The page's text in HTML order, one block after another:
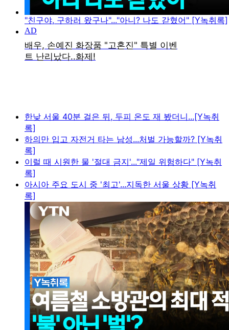
"친구야, 구하러 왔구나"..."아니? 나도 갇혔어" [Y녹취록]
한낮 서울 40분 걸은 뒤, 두피 온도 재 봤더니...[Y녹취
록]
하의만 입고 자전거 타는 남성...처벌 가능할까? [Y녹취
록]
이럴 때 시원한 물 '절대 금지'..."제일 위험하다" [Y녹취
록]
아시아 주요 도시 중 '최고'...지독한 서울 상황 [Y녹취
록]